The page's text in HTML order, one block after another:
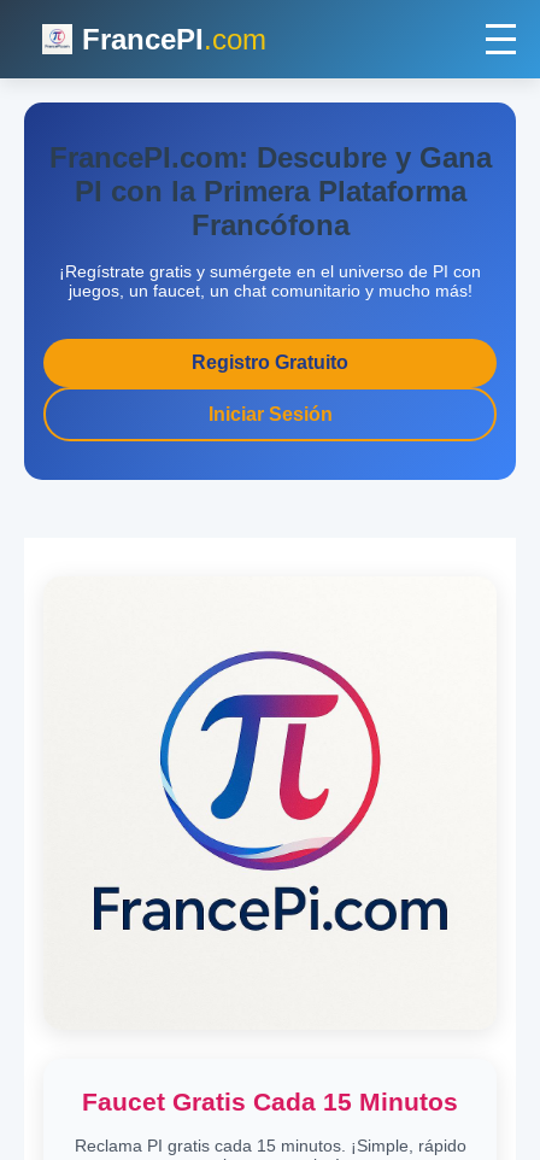
FrancePI.com
FrancePI.com: Descubre y Gana
PI con la Primera Plataforma
Francófona
¡Regístrate gratis y sumérgete en el universo de PI con
juegos, un faucet, un chat comunitario y mucho más!
Registro Gratuito
Iniciar Sesión
Faucet Gratis Cada 15 Minutos
Reclama PI gratis cada 15 minutos. ¡Simple, rápido